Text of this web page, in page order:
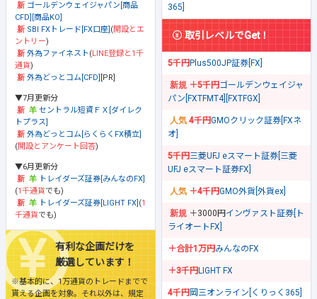
ゴールデンウェイジャパン[商品
CFD][商品KO]
SBI FXトレード[FX口座] (開設とエ
ントリー)
外為ファイネスト(LINE登録と1千
通貨)
外為どっとコム[CFD] [PR]
▼7月更新分
セントラル短資ＦＸ[ダイレク
トプラス]
外為どっとコム[らくらくFX積立]
(開設とアンケート回答)
▼6月更新分
トレイダーズ証券[みんなのFX]
(1千通貨でも)
トレイダーズ証券[LIGHT FX] (1
千通貨でも)
有利な企画だけを
厳選しています！
※基本的に、1万通貨のトレードまでで
貰える企画を対象。それ以外は、規定
365]
取引レベルでGet！
5千円Plus500JP証券[FX]
＋5千円ゴールデンウェイジャ
パン[FXTFMT4][FXTFGX]
4千円GMOクリック証券[FXネ
オ]
5千円三菱UFJ eスマート証券[三菱
UFJ eスマート証券FX]
＋4千円GMO外貨[外貨ex]
＋3000円 インヴァスト証券[ト
ライオートFX]
＋合計1万円みんなのFX
＋3千円LIGHT FX
4千円岡三オンライン[くりっく365]